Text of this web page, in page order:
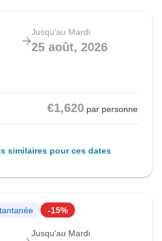
Jusqu'au Mardi
25 août, 2026
€1,620 par personne
similaires pour ces dates
-15%
Jusqu'au Mardi